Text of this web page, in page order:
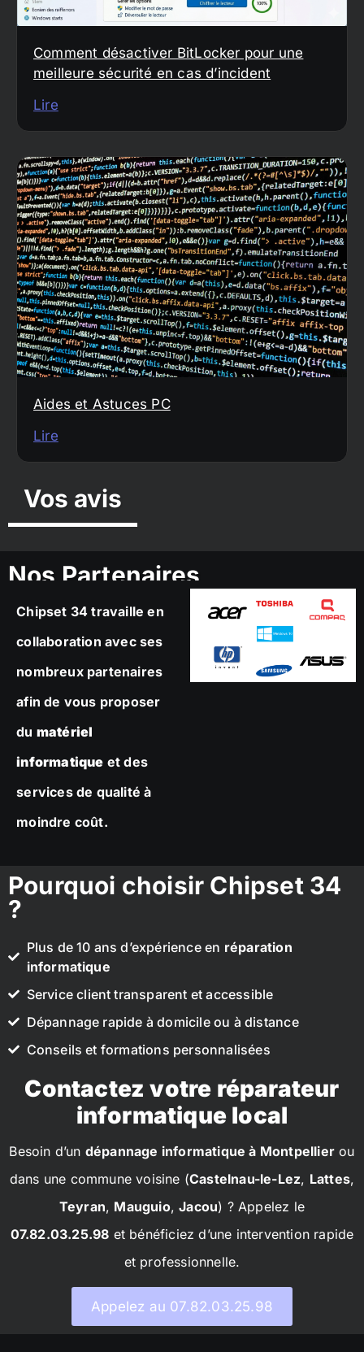
Comment désactiver BitLocker pour une
meilleure sécurité en cas d’incident
Lire
Aides et Astuces PC
Lire
Vos avis
Nos Partenaires
Chipset 34 travaille en
collaboration avec ses
nombreux partenaires
afin de vous proposer
du matériel
informatique et des
services de qualité à
moindre coût.
Pourquoi choisir Chipset 34
?
Plus de 10 ans d’expérience en réparation
informatique
Service client transparent et accessible
Dépannage rapide à domicile ou à distance
Conseils et formations personnalisées
Contactez votre réparateur
informatique local
Besoin d’un dépannage informatique à Montpellier ou
dans une commune voisine (Castelnau-le-Lez, Lattes,
Teyran, Mauguio,Jacou) ? Appelez le
07.82.03.25.98 et bénéficiez d’une intervention rapide
et professionnelle.
Appelez au 07.82.03.25.98